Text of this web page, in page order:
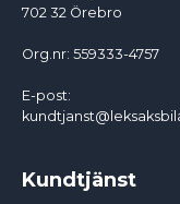
702 32 Örebro
Org.nr: 559333-4757
E-post:
Kundtjänst